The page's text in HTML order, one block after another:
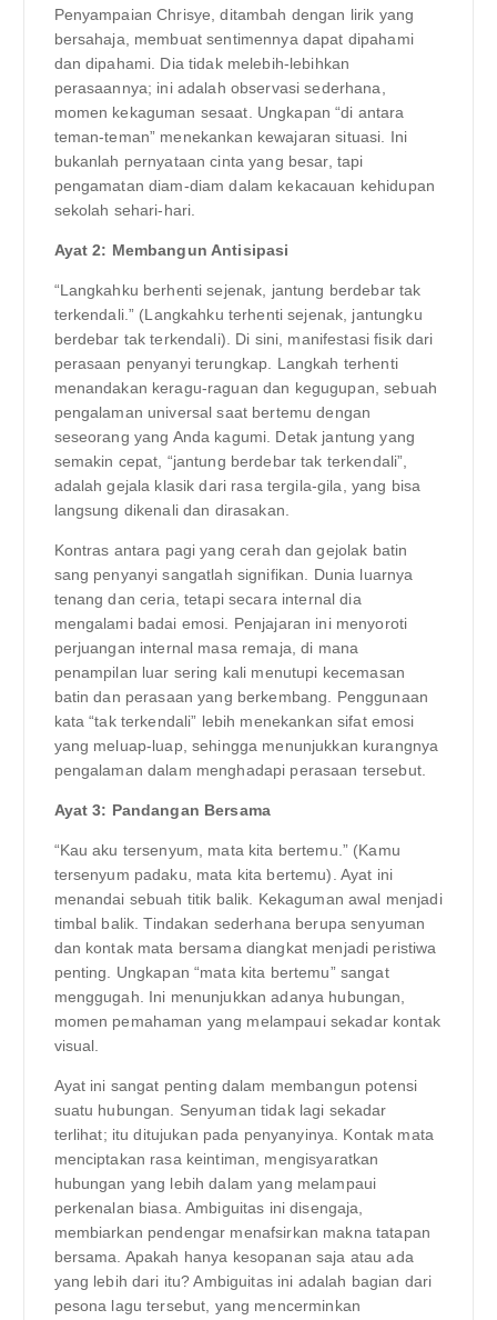
Penyampaian Chrisye, ditambah dengan lirik yang
bersahaja, membuat sentimennya dapat dipahami
dan dipahami. Dia tidak melebih-lebihkan
perasaannya; ini adalah observasi sederhana,
momen kekaguman sesaat. Ungkapan “di antara
teman-teman” menekankan kewajaran situasi. Ini
bukanlah pernyataan cinta yang besar, tapi
pengamatan diam-diam dalam kekacauan kehidupan
sekolah sehari-hari.
Ayat 2: Membangun Antisipasi
“Langkahku berhenti sejenak, jantung berdebar tak
terkendali.” (Langkahku terhenti sejenak, jantungku
berdebar tak terkendali). Di sini, manifestasi fisik dari
perasaan penyanyi terungkap. Langkah terhenti
menandakan keragu-raguan dan kegugupan, sebuah
pengalaman universal saat bertemu dengan
seseorang yang Anda kagumi. Detak jantung yang
semakin cepat, “jantung berdebar tak terkendali”,
adalah gejala klasik dari rasa tergila-gila, yang bisa
langsung dikenali dan dirasakan.
Kontras antara pagi yang cerah dan gejolak batin
sang penyanyi sangatlah signifikan. Dunia luarnya
tenang dan ceria, tetapi secara internal dia
mengalami badai emosi. Penjajaran ini menyoroti
perjuangan internal masa remaja, di mana
penampilan luar sering kali menutupi kecemasan
batin dan perasaan yang berkembang. Penggunaan
kata “tak terkendali” lebih menekankan sifat emosi
yang meluap-luap, sehingga menunjukkan kurangnya
pengalaman dalam menghadapi perasaan tersebut.
Ayat 3: Pandangan Bersama
“Kau aku tersenyum, mata kita bertemu.” (Kamu
tersenyum padaku, mata kita bertemu). Ayat ini
menandai sebuah titik balik. Kekaguman awal menjadi
timbal balik. Tindakan sederhana berupa senyuman
dan kontak mata bersama diangkat menjadi peristiwa
penting. Ungkapan “mata kita bertemu” sangat
menggugah. Ini menunjukkan adanya hubungan,
momen pemahaman yang melampaui sekadar kontak
visual.
Ayat ini sangat penting dalam membangun potensi
suatu hubungan. Senyuman tidak lagi sekadar
terlihat; itu ditujukan pada penyanyinya. Kontak mata
menciptakan rasa keintiman, mengisyaratkan
hubungan yang lebih dalam yang melampaui
perkenalan biasa. Ambiguitas ini disengaja,
membiarkan pendengar menafsirkan makna tatapan
bersama. Apakah hanya kesopanan saja atau ada
yang lebih dari itu? Ambiguitas ini adalah bagian dari
pesona lagu tersebut, yang mencerminkan